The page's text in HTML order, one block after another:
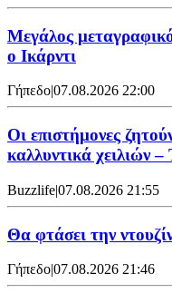
Μεγάλος
ο Ικάρντι
Γήπεδο|07.08.2026 22:00
Οι επιστήμονες
καλλυντικά χειλιών –
Buzzlife|07.08.2026 21:55
Θα φτάσει την
Γήπεδο|07.08.2026 21:46